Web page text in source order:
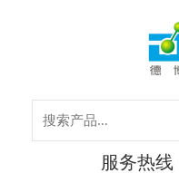
服务热线